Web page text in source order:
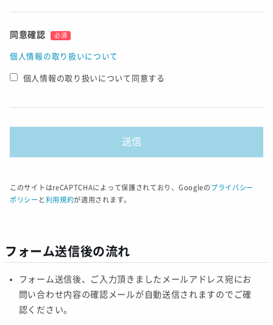
同意確認 必須
個人情報の取り扱いについて
個人情報の取り扱いについて同意する
このサイトはreCAPTCHAによって保護されており、Googleの プライバシー
ポリシー と利用規約が適用されます。
フォーム送信後の流れ
フォーム送信後、ご入力頂きましたメールアドレス宛にお
問い合わせ内容の確認メールが自動送信されますのでご確
認ください。